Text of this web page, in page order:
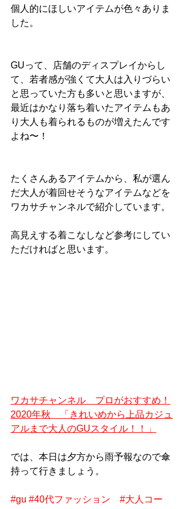
個人的にほしいアイテムが色々ありま
した。
GUって、店舗のディスプレイからし
て、若者感が強くて大人は入りづらい
と思っていた方も多いと思いますが、
最近はかなり落ち着いたアイテムもあ
り大人も着られるものが増えたんです
よね〜！
たくさんあるアイテムから、私が選ん
だ大人が着回せそうなアイテムなどを
ワカサチャンネルで紹介しています。
高見えする着こなしなど参考にしてい
ただければと思います。
ワカサチャンネル　プロがおすすめ！
2020年秋　「きれいめから上品カジュ
アルまで大人のGUスタイル！！」
では、本日は夕方から雨予報なので傘
持って行きましょう。
#gu #40代ファッション
#大人コー